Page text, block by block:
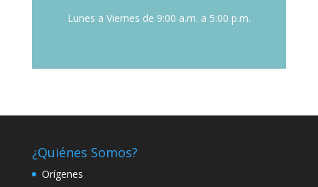
Lunes a Viernes de 9:00 a.m. a 5:00 p.m.
¿Quiénes Somos?
Orígenes